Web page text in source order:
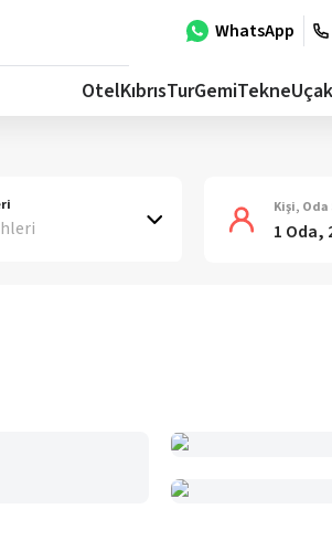
WhatsApp
OtelKıbrısTurGemiTekneUçak
Kişi, Oda
1 Oda,